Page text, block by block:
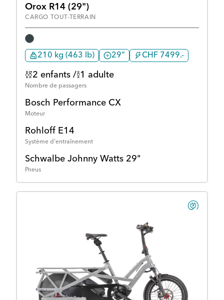
Orox R14 (29")
CARGO TOUT-TERRAIN
210 kg (463 lb) 29" CHF 7499.-
2 enfants / 1 adulte
Nombre de passagers
Bosch Performance CX
Moteur
Rohloff E14
Système d'entraînement
Schwalbe Johnny Watts 29"
Pneus